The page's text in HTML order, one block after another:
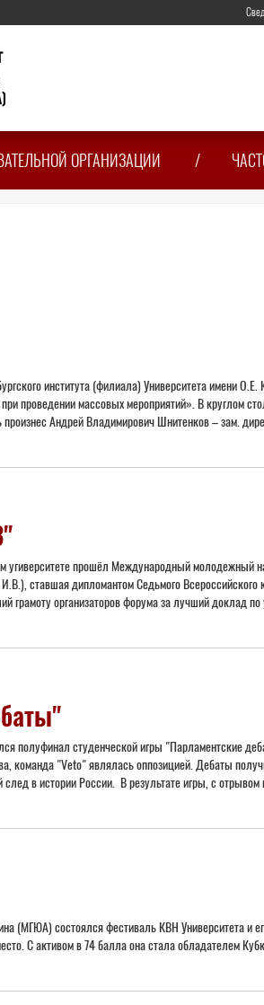
ОРГАНИЗАЦИИ
института (филиала) Университета имени
проведении массовых мероприятий». В круглом
произнес Андрей Владимирович Шнитенков – зам.
угиверситете прошёл Международный
ставшая дипломантом Седьмого
грамоту организаторов форума за лучший
полуфинал студенческой игры "Парламентские
команда "Veto" являлась оппозицией. Дебаты
след в истории России. В результате игры, с
(МГЮА) состоялся фестиваль КВН Университета
С активом в 74 балла она стала